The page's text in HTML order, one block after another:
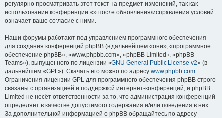
регулярно просматривать этот текст на предмет изменений, так как
использование конференции «» после обновления/исправления условий
означает ваше согласие с ними.
Наши форумы работают под управлением программного обеспечения
для создания конференций phpBB (в дальнейшем «они», «программное
обеспечение phpBB», «www.phpbb.com», «phpBB Limited», «phpBB
Teams»), выпущенного по лицензии «GNU General Public License v2» (в
дальнейшем «GPL»). Скачать его можно по адресу www.phpbb.com.
Ограничения лицензии GPL для программного обеспечения phpBB строго
связаны с организацией и поддержкой интернет-конференций, и phpBB
Limited не несёт ответственности за то, что администрация конференций
определяет в качестве допустимого содержания и/или поведения в них.
За дополнительной информацией о phpBB обращайтесь по адресу